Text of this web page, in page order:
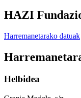
HAZI
Harremanetarako datuak
Helbidea